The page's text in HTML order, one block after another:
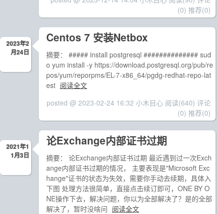
(0) 推荐(0)
2023年2
月24日
Centos 7 安装Netbox
摘要： ##### install postgresql ############## sud
o yum install -y https://download.postgresql.org/pub/re
pos/yum/reporpms/EL-7-x86_64/pgdg-redhat-repo-lat
est 阅读全文
posted @ 2023-02-24 16:32 小木目心 阅读(640) 评论
(0) 推荐(0)
2021年1
1月3日
论Exchange内部证书过期
摘要： 论Exchange内部证书过期 最近遇到过一次Exch
ange内部证书过期的情况， 主要表现是"Microsoft Exc
hange"证书的状态为失效，需要你手动去续期，具体入
下图 处理方法很简单，直接点击续订即可，ONE BY O
NE操作下去，解决问题，你以为全部解决了？是的全部
解决了，暂时没啥问 阅读全文